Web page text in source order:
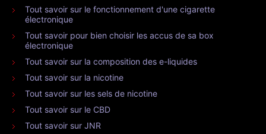
Tout savoir sur le fonctionnement d'une cigarette
électronique
Tout savoir pour bien choisir les accus de sa box
électronique
Tout savoir sur la composition des e-liquides
Tout savoir sur la nicotine
Tout savoir sur les sels de nicotine
Tout savoir sur le CBD
Tout savoir sur JNR